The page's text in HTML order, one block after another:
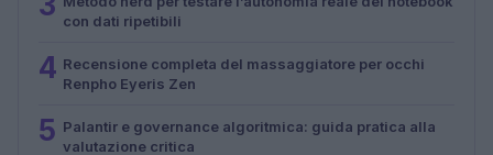
con dati ripetibili
4 Recensione completa del massaggiatore per occhi
Renpho Eyeris Zen
5 Palantir e governance algoritmica: guida pratica alla
valutazione critica